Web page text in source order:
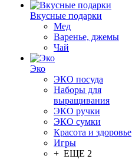
Вкусные подарки
Мед
Варенье, джемы
Чай
Эко
ЭКО посуда
Наборы для
выращивания
ЭКО ручки
ЭКО сумки
Красота и здоровье
Игры
+ ЕЩЕ 2